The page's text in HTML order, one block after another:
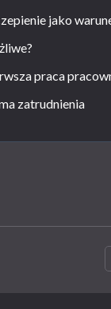
jako
praca
zatrudnienia